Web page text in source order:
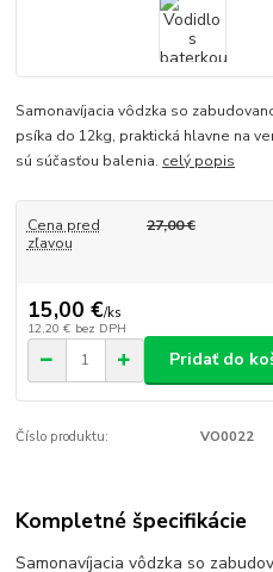
Samonavíjacia vôdzka so
psíka do 12kg, praktická hlavne na
sú súčasťou balenia. celý popis
Cena pred
zľavou
27,00 €
15,00 €/ks
12,20 € bez DPH
Pridať do
Číslo produktu: VO0022
Kompletné špecifikácie
Samonavíjacia vôdzka so